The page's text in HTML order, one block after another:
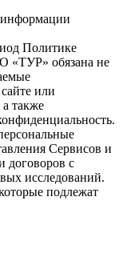
информации
Политике
«ТУР» обязана не
или
также
Сервисов и
договоров с
исследований.
подлежат